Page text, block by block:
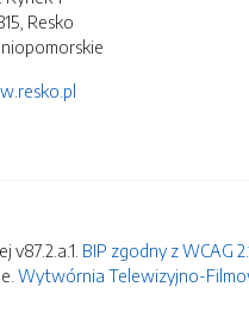
Resko
v87.2.a.1. BIP zgodny z WCAG
Wytwórnia Telewizyjno-